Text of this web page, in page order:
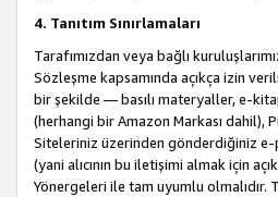
4. Tanıtım Sınırlamaları
Tarafımızdan veya bağlı
Sözleşme kapsamında açıkça izin
bir şekilde — basılı materyaller, e-
(herhangi bir Amazon Markası dahil),
Siteleriniz üzerinden gönderdiğiniz e-
(yani alıcının bu iletişimi almak için
Yönergeleri ile tam uyumlu olmalıdır.